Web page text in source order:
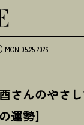
ューズ ウェブ
MON.05.25 2026
さんのやさ
運勢】